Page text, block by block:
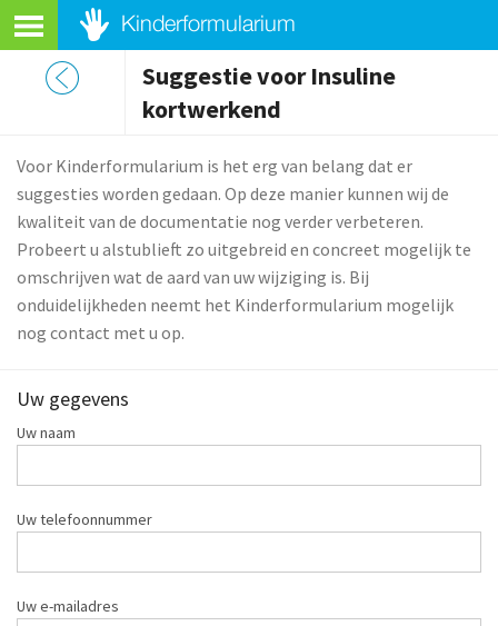
Suggestie voor Insuline
kortwerkend
Voor Kinderformularium is het erg van belang dat er
suggesties worden gedaan. Op deze manier kunnen wij de
kwaliteit van de documentatie nog verder verbeteren.
Probeert u alstublieft zo uitgebreid en concreet mogelijk te
omschrijven wat de aard van uw wijziging is. Bij
onduidelijkheden neemt het Kinderformularium mogelijk
nog contact met u op.
Uw gegevens
Uw naam
Uw telefoonnummer
Uw e-mailadres